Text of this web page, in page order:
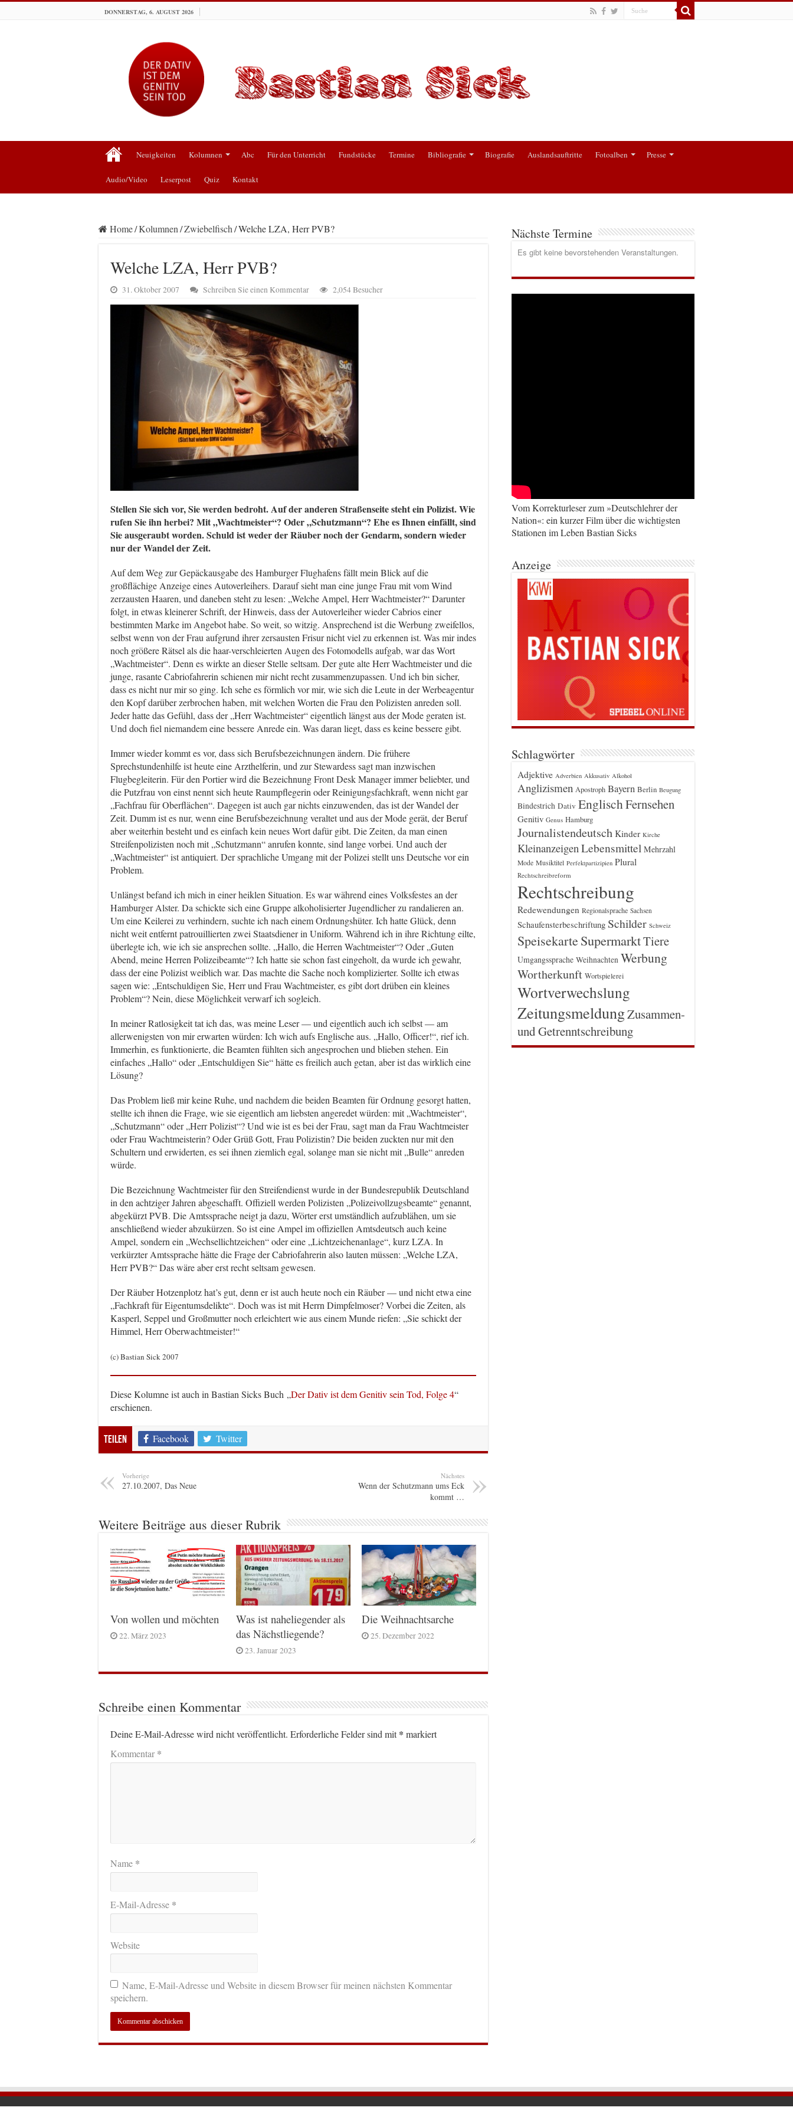
DONNERSTAG, 6. AUGUST 2026
Neuigkeiten Kolumnen Abc Für den Unterricht Fundstücke Termine Bibliografie Biografie Auslandsauftritte Fotoalben Presse
Audio/Video Leserpost Quiz Kontakt
Home/Kolumnen/Zwiebelfisch/Welche LZA, Herr PVB?
Welche LZA, Herr PVB?
31. Oktober 2007 Schreiben Sie einen Kommentar 2,054 Besucher
Stellen Sie sich vor, Sie werden bedroht. Auf der anderen Straßenseite steht ein Polizist. Wie
rufen Sie ihn herbei? Mit „Wachtmeister“? Oder „Schutzmann“? Ehe es Ihnen einfällt, sind
Sie ausgeraubt worden. Schuld ist weder der Räuber noch der Gendarm, sondern wieder
nur der Wandel der Zeit.
Auf dem Weg zur Gepäckausgabe des Hamburger Flughafens fällt mein Blick auf die
großflächige Anzeige eines Autoverleihers. Darauf sieht man eine junge Frau mit vom Wind
zerzausten Haaren, und daneben steht zu lesen: „Welche Ampel, Herr Wachtmeister?“ Darunter
folgt, in etwas kleinerer Schrift, der Hinweis, dass der Autoverleiher wieder Cabrios einer
bestimmten Marke im Angebot habe. So weit, so witzig. Ansprechend ist die Werbung zweifellos,
selbst wenn von der Frau aufgrund ihrer zersausten Frisur nicht viel zu erkennen ist. Was mir indes
noch größere Rätsel als die haar-verschleierten Augen des Fotomodells aufgab, war das Wort
„Wachtmeister“. Denn es wirkte an dieser Stelle seltsam. Der gute alte Herr Wachtmeister und die
junge, rasante Cabriofahrerin schienen mir nicht recht zusammenzupassen. Und ich bin sicher,
dass es nicht nur mir so ging. Ich sehe es förmlich vor mir, wie sich die Leute in der Werbeagentur
den Kopf darüber zerbrochen haben, mit welchen Worten die Frau den Polizisten anreden soll.
Jeder hatte das Gefühl, dass der „Herr Wachtmeister“ eigentlich längst aus der Mode geraten ist.
Und doch fiel niemandem eine bessere Anrede ein. Was daran liegt, dass es keine bessere gibt.
Immer wieder kommt es vor, dass sich Berufsbezeichnungen ändern. Die frühere
Sprechstundenhilfe ist heute eine Arzthelferin, und zur Stewardess sagt man inzwischen
Flugbegleiterin. Für den Portier wird die Bezeichnung Front Desk Manager immer beliebter, und
die Putzfrau von einst nennt sich heute Raumpflegerin oder Reinigungsfachkraft, wenn nicht gar
„Fachfrau für Oberflächen“. Dagegen ist auch gar nichts einzuwenden, das ist der Wandel der
Zeit. Dumm ist es nur, wenn eine Berufsbezeichnung veraltet und aus der Mode gerät, der Beruf
aber weiterhin besteht und es einfach kein neues Wort dafür gibt. Die Zeiten, da man einen
Streifenpolizisten noch mit „Schutzmann“ anrufen konnte, sind lange vorbei. Und auch der
„Wachtmeister“ ist antiquiert. Der sprachliche Umgang mit der Polizei stellt uns Deutsche vor ein
Problem.
Unlängst befand ich mich in einer heiklen Situation. Es war während eines Volksfestes an der
Hamburger Alster. Da schickte sich eine Gruppe alkoholisierter Jugendlicher zu randalieren an.
Um eine Keilerei zu verhindern, suchte ich nach einem Ordnungshüter. Ich hatte Glück, denn
nicht weit entfernt patrouillierten zwei Staatsdiener in Uniform. Während ich in ihre Richtung eilte,
überlegte ich, wie ich sie ansprechen sollte. „Hallo, die Herren Wachtmeister“? Oder „Guten
Abend, meine Herren Polizeibeamte“? Ich hatte sie schon fast eingeholt, da wurde ich gewahr,
dass der eine Polizist weiblich war. Das machte die Sache noch komplizierter. Sollte ich etwas
sagen wie: „Entschuldigen Sie, Herr und Frau Wachtmeister, es gibt dort drüben ein kleines
Problem“? Nein, diese Möglichkeit verwarf ich sogleich.
In meiner Ratlosigkeit tat ich das, was meine Leser — und eigentlich auch ich selbst — am
allerwenigsten von mir erwarten würden: Ich wich aufs Englische aus. „Hallo, Officer!“, rief ich.
Immerhin, es funktionierte, die Beamten fühlten sich angesprochen und blieben stehen. Ein
einfaches „Hallo“ oder „Entschuldigen Sie“ hätte es freilich auch getan, aber ist das wirklich eine
Lösung?
Das Problem ließ mir keine Ruhe, und nachdem die beiden Beamten für Ordnung gesorgt hatten,
stellte ich ihnen die Frage, wie sie eigentlich am liebsten angeredet würden: mit „Wachtmeister“,
„Schutzmann“ oder „Herr Polizist“? Und wie ist es bei der Frau, sagt man da Frau Wachtmeister
oder Frau Wachtmeisterin? Oder Grüß Gott, Frau Polizistin? Die beiden zuckten nur mit den
Schultern und erwiderten, es sei ihnen ziemlich egal, solange man sie nicht mit „Bulle“ anreden
würde.
Die Bezeichnung Wachtmeister für den Streifendienst wurde in der Bundesrepublik Deutschland
in den achtziger Jahren abgeschafft. Offiziell werden Polizisten „Polizeivollzugsbeamte“ genannt,
abgekürzt PVB. Die Amtssprache neigt ja dazu, Wörter erst umständlich aufzublähen, um sie
anschließend wieder abzukürzen. So ist eine Ampel im offiziellen Amtsdeutsch auch keine
Ampel, sondern ein „Wechsellichtzeichen“ oder eine „Lichtzeichenanlage“, kurz LZA. In
verkürzter Amtssprache hätte die Frage der Cabriofahrerin also lauten müssen: „Welche LZA,
Herr PVB?“ Das wäre aber erst recht seltsam gewesen.
Der Räuber Hotzenplotz hat’s gut, denn er ist auch heute noch ein Räuber — und nicht etwa eine
„Fachkraft für Eigentumsdelikte“. Doch was ist mit Herrn Dimpfelmoser? Vorbei die Zeiten, als
Kasperl, Seppel und Großmutter noch erleichtert wie aus einem Munde riefen: „Sie schickt der
Himmel, Herr Oberwachtmeister!“
(c) Bastian Sick 2007
Diese Kolumne ist auch in Bastian Sicks Buch „Der Dativ ist dem Genitiv sein Tod, Folge 4“
erschienen.
Teilen Facebook Twitter
Vorherige
27.10.2007, Das Neue
Nächstes
Wenn der Schutzmann ums Eck
kommt …
Weitere Beiträge aus dieser Rubrik
Von wollen und möchten
22. März 2023
Was ist naheliegender als
das Nächstliegende?
23. Januar 2023
Die Weihnachtsarche
25. Dezember 2022
Schreibe einen Kommentar
Deine E-Mail-Adresse wird nicht veröffentlicht. Erforderliche Felder sind mit* markiert
Kommentar*
Name *
E-Mail-Adresse *
Website
Name, E-Mail-Adresse und Website in diesem Browser für meinen nächsten Kommentar
speichern.
Nächste Termine
Es gibt keine bevorstehenden Veranstaltungen.
Vom Korrekturleser zum »Deutschlehrer der
Nation«: ein kurzer Film über die wichtigsten
Stationen im Leben Bastian Sicks
Anzeige
Schlagwörter
Adjektive Adverbien Akkusativ Alkohol
Anglizismen Apostroph Bayern Berlin Beugung
Bindestrich Dativ EnglischFernsehen
Genitiv Genus Hamburg
Journalistendeutsch Kinder Kirche
Kleinanzeigen Lebensmittel Mehrzahl
Mode Musiktitel Perfektpartizipien Plural
Rechtschreibreform
Rechtschreibung
Redewendungen Regionalsprache Sachsen
Schaufensterbeschriftung Schilder Schweiz
Speisekarte SupermarktTiere
Umgangssprache Weihnachten Werbung
Wortherkunft Wortspielerei
Wortverwechslung
ZeitungsmeldungZusammen-
und Getrenntschreibung